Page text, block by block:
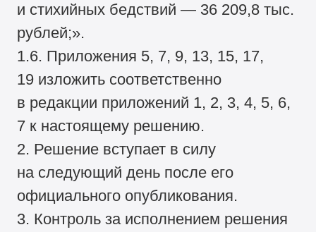
и стихийных бедствий — 36 209,8 тыс.
рублей;».
1.6. Приложения 5, 7, 9, 13, 15, 17,
19 изложить соответственно
в редакции приложений 1, 2, 3, 4, 5, 6,
7 к настоящему решению.
2. Решение вступает в силу
на следующий день после его
официального опубликования.
3. Контроль за исполнением решения